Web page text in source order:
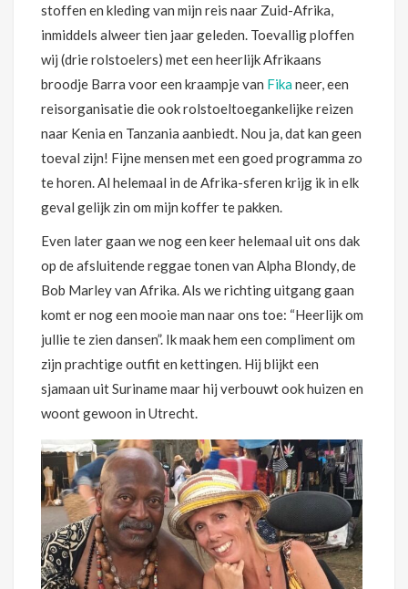
stoffen en kleding van mijn reis naar Zuid-Afrika,
inmiddels alweer tien jaar geleden. Toevallig ploffen
wij (drie rolstoelers) met een heerlijk Afrikaans
broodje Barra voor een kraampje van Fikaneer, een
reisorganisatie die ook rolstoeltoegankelijke reizen
naar Kenia en Tanzania aanbiedt. Nou ja, dat kan geen
toeval zijn! Fijne mensen met een goed programma zo
te horen. Al helemaal in de Afrika-sferen krijg ik in elk
geval gelijk zin om mijn koffer te pakken.
Even later gaan we nog een keer helemaal uit ons dak
op de afsluitende reggae tonen van Alpha Blondy, de
Bob Marley van Afrika. Als we richting uitgang gaan
komt er nog een mooie man naar ons toe: “Heerlijk om
jullie te zien dansen”. Ik maak hem een compliment om
zijn prachtige outfit en kettingen. Hij blijkt een
sjamaan uit Suriname maar hij verbouwt ook huizen en
woont gewoon in Utrecht.